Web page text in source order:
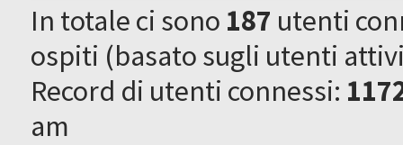
In totale ci sono 187 utenti
ospiti (basato sugli utenti
Record di utenti connessi:
am